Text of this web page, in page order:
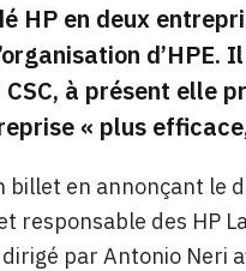
HP en deux
d’HPE.
à présent elle
« plus
billet en annonçant le
responsable des HP
par Antonio Neri